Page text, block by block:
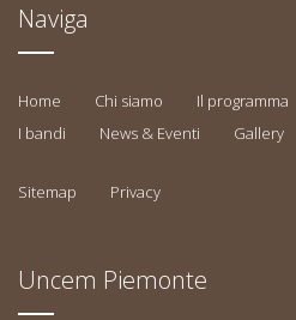
Naviga
Home Chi siamo Il programma
I bandi
News & Eventi Gallery
Sitemap Privacy
Uncem Piemonte